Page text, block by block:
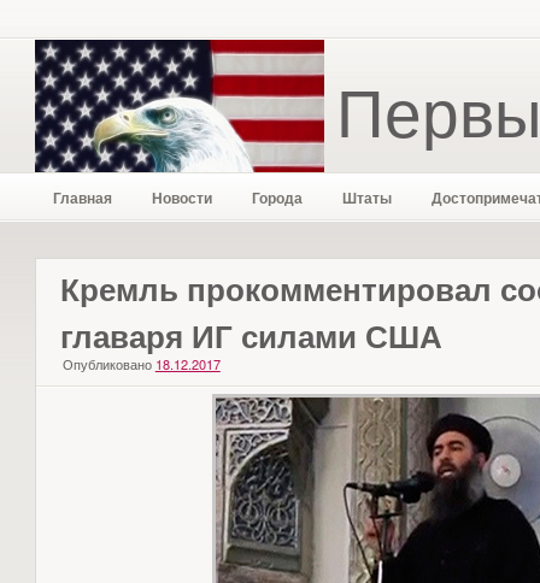
Главная Новости Города Штаты
Кремль прокомментировал
главаря ИГ силами США
Опубликовано 18.12.2017